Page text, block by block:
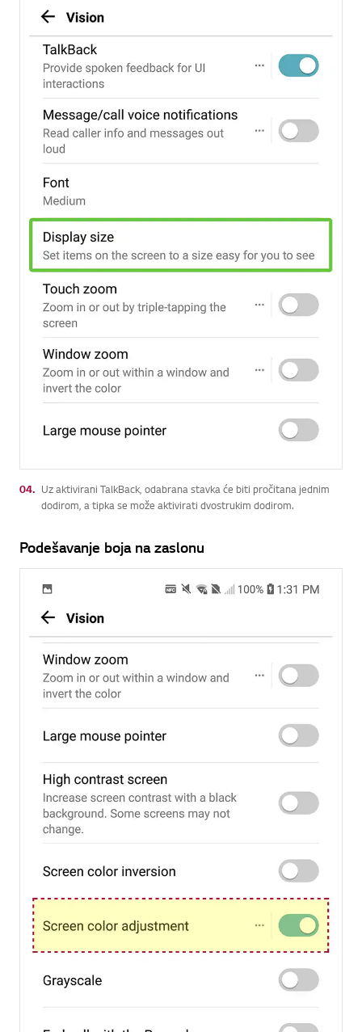
04. Uz aktivirani TalkBack, odabrana stavka će biti pročitana jednim
dodirom, a tipka se može aktivirati dvostrukim dodirom.
Podešavanje boja na zaslonu